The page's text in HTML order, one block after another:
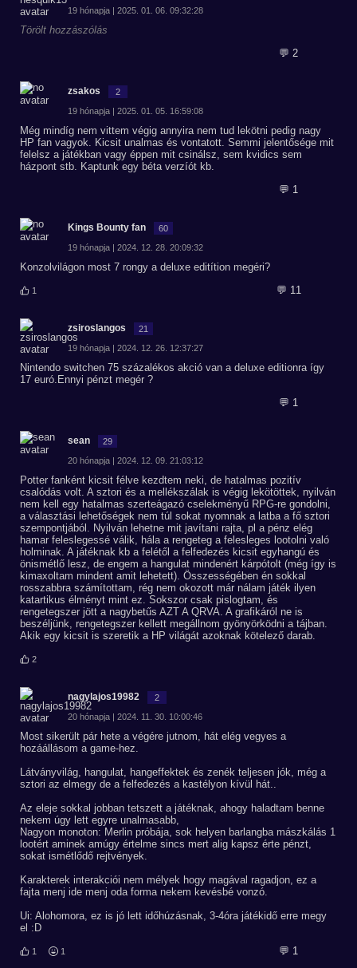
19 hónapja | 2025. 01. 06. 09:32:28
Törölt hozzászólás
💬 2
zsakos 2
19 hónapja | 2025. 01. 05. 16:59:08
Még mindíg nem vittem végig annyira nem tud lekötni pedig nagy
HP fan vagyok. Kicsit unalmas és vontatott. Semmi jelentősége mit
felelsz a játékban vagy éppen mit csinálsz, sem kvidics sem
házpont stb. Kaptunk egy béta verzíót kb.
💬 1
Kings Bounty fan 60
19 hónapja | 2024. 12. 28. 20:09:32
Konzolvilágon most 7 rongy a deluxe editítion megéri?
1 💬 11
zsiroslangos 21
19 hónapja | 2024. 12. 26. 12:37:27
Nintendo switchen 75 százalékos akció van a deluxe editionra így
17 euró.Ennyi pénzt megér ?
💬 1
sean 29
20 hónapja | 2024. 12. 09. 21:03:12
Potter fanként kicsit félve kezdtem neki, de hatalmas pozitív
csalódás volt. A sztori és a mellékszálak is végig lekötöttek, nyilván
nem kell egy hatalmas szerteágazó cselekményű RPG-re gondolni,
a választási lehetőségek nem túl sokat nyomnak a latba a fő sztori
szempontjából. Nyilván lehetne mit javítani rajta, pl a pénz elég
hamar feleslegessé válik, hála a rengeteg a felesleges lootolni való
holminak. A játéknak kb a felétől a felfedezés kicsit egyhangú és
önismétlő lesz, de engem a hangulat mindenért kárpótolt (még így is
kimaxoltam mindent amit lehetett). Összességében én sokkal
rosszabbra számítottam, rég nem okozott már nálam játék ilyen
katartikus élményt mint ez. Sokszor csak pislogtam, és
rengetegszer jött a nagybetűs AZT A QRVA. A grafikáról ne is
beszéljünk, rengetegszer kellett megállnom gyönyörködni a tájban.
Akik egy kicsit is szeretik a HP világát azoknak kötelező darab.
2
nagylajos19982 2
20 hónapja | 2024. 11. 30. 10:00:46
Most sikerült pár hete a végére jutnom, hát elég vegyes a
hozáállásom a game-hez.
Látványvilág, hangulat, hangeffektek és zenék teljesen jók, még a
sztori az elmegy de a felfedezés a kastélyon kívül hát..
Az eleje sokkal jobban tetszett a játéknak, ahogy haladtam benne
nekem úgy lett egyre unalmasabb,
Nagyon monoton: Merlin próbája, sok helyen barlangba mászkálás 1
lootért aminek amúgy értelme sincs mert alig kapsz érte pénzt,
sokat ismétlődő rejtvények.
Karakterek interakciói nem mélyek hogy magával ragadjon, ez a
fajta menj ide menj oda forma nekem kevésbé vonzó.
Ui: Alohomora, ez is jó lett időhúzásnak, 3-4óra játékidő erre megy
el :D
1 1 💬 1